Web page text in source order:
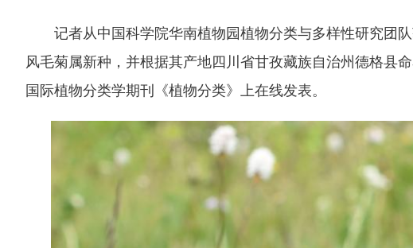
记者从中国科学院华南植物园植物分类与多样性研究团队
风毛菊属新种，并根据其产地四川省甘孜藏族自治州德格县
国际植物分类学期刊《植物分类》上在线发表。